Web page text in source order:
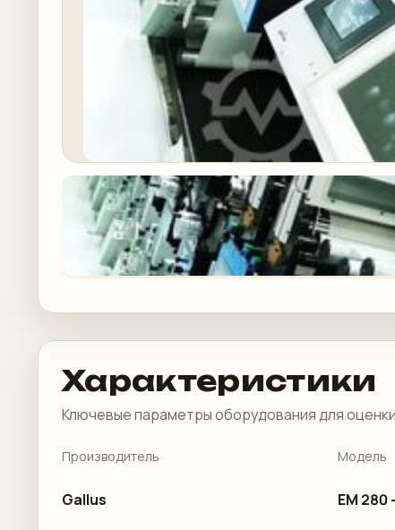
Характеристики
Ключевые параметры оборудования для
Производитель
Gallus
Модель
EM 280